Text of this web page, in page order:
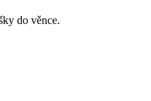
do věnce.